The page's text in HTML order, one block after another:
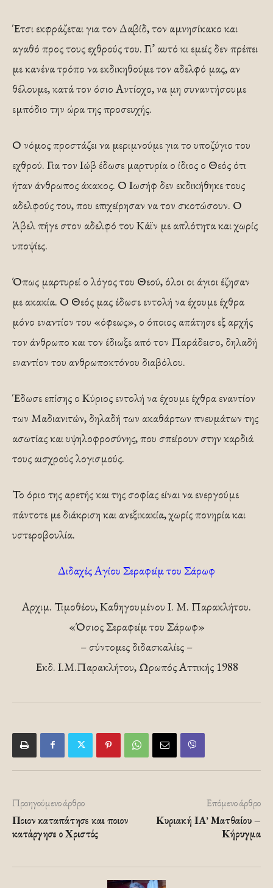
Έτσι εκφράζεται για τον Δαβίδ, τον αμνησίκακο και
αγαθό προς τους εχθρούς του. Γι’ αυτό κι εμείς δεν πρέπει
με κανένα τρόπο να εκδικηθούμε τον αδελφό μας, αν
θέλουμε, κατά τον όσιο Αντίοχο, να μη συναντήσουμε
εμπόδιο την ώρα της προσευχής.
Ο νόμος προστάζει να μεριμνούμε για το υποζύγιο του
εχθρού. Για τον Ιώβ έδωσε μαρτυρία ο ίδιος ο Θεός ότι
ήταν άνθρωπος άκακος. Ο Ιωσήφ δεν εκδικήθηκε τους
αδελφούς του, που επιχείρησαν να τον σκοτώσουν. Ο
Άβελ πήγε στον αδελφό του Κάϊν με απλότητα και χωρίς
υποψίες.
Όπως μαρτυρεί ο λόγος του Θεού, όλοι οι άγιοι έζησαν
με ακακία. Ο Θεός μας έδωσε εντολή να έχουμε έχθρα
μόνο εναντίον του «όφεως», ο όποιος απάτησε εξ αρχής
τον άνθρωπο και τον έδιωξε από τον Παράδεισο, δηλαδή
εναντίον του ανθρωποκτόνου διαβόλου.
Έδωσε επίσης ο Κύριος εντολή να έχουμε έχθρα εναντίον
των Μαδιανιτών, δηλαδή των ακαθάρτων πνευμάτων της
ασωτίας και υψηλοφροσύνης, που σπείρουν στην καρδιά
τους αισχρούς λογισμούς.
Το όριο της αρετής και της σοφίας είναι να ενεργούμε
πάντοτε με διάκριση και ανεξικακία, χωρίς πονηρία και
υστεροβουλία.
Διδαχές Αγίου Σεραφείμ του Σάρωφ
Αρχιμ. Τιμοθέου, Καθηγουμένου Ι. Μ. Παρακλήτου.
«Όσιος Σεραφείμ του Σάρωφ»
– σύντομες διδασκαλίες –
Εκδ. Ι.Μ.Παρακλήτου, Ωρωπός Αττικής 1988
Προηγούμενο άρθρο
Ποιον καταπάτησε και ποιον
κατάργησε ο Χριστός
Επόμενο άρθρο
Κυριακή ΙΑ’ Ματθαίου –
Κήρυγμα